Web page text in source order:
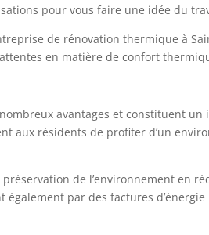
pour vous faire une idée du
de rénovation thermique à
en matière de confort
avantages et constituent
aux résidents de profiter d’un
de l’environnement en
par des factures